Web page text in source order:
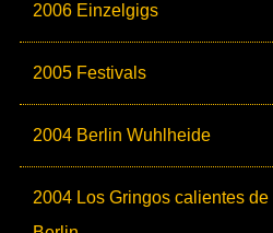
2006 Einzelgigs
2005 Festivals
2004 Berlin Wuhlheide
2004 Los Gringos calientes de